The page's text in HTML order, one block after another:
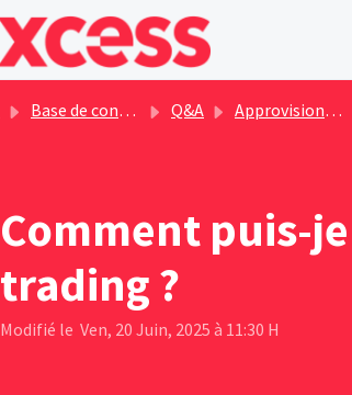
Base de connaissances Q&A Approvisionnement du compte
Comment puis-
trading ?
Modifié le Ven, 20 Juin, 2025 à 11:30 H